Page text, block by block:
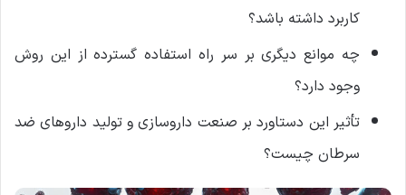
کاربرد داشته باشد؟
چه موانع دیگری بر سر راه استفاده گسترده از این روش
وجود دارد؟
تأثیر این دستاورد بر صنعت داروسازی و تولید داروهای ضد
سرطان چیست؟